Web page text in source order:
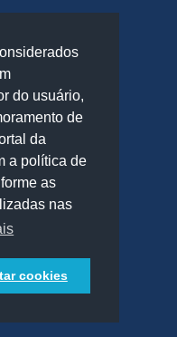
do usuário,
de
da
a política de
as
nas
cookies